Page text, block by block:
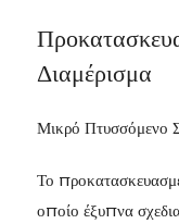
Διαμέρισμα
Μικρό Πτυσσόμενο
Το
οποίο έξυπνα